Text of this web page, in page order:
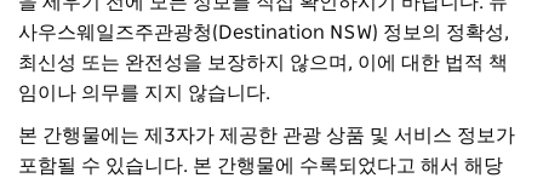
사우스웨일즈주관광청(Destination NSW) 정보의 정확성,
최신성 또는 완전성을 보장하지 않으며, 이에 대한 법적 책
임이나 의무를 지지 않습니다.
본 간행물에는 제3자가 제공한 관광 상품 및 서비스 정보가
포함될 수 있습니다. 본 간행물에 수록되었다고 해서 해당